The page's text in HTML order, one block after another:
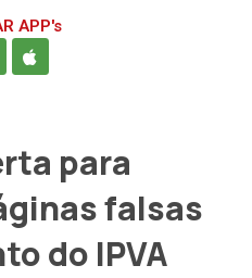
APP's
para
falsas
do IPVA